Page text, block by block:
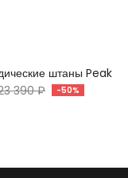
штаны Peak
390 ₽ -50%